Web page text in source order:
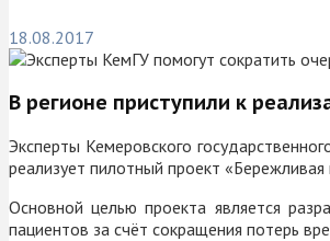
18.08.2017
В регионе приступили к
Эксперты Кемеровского
реализует пилотный проект «Бережливая
Основной целью проекта является
пациентов за счёт сокращения потерь